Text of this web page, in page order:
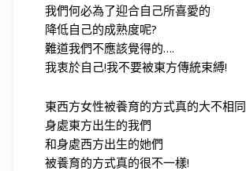
我們何必為了迎合自己所喜愛的
降低自己的成熟度呢?
難道我們不應該覺得的….
我衷於自己!我不要被東方傳統束縛!
東西方女性被養育的方式真的大不相同
身處東方出生的我們
和身處西方出生的她們
被養育的方式真的很不一樣!